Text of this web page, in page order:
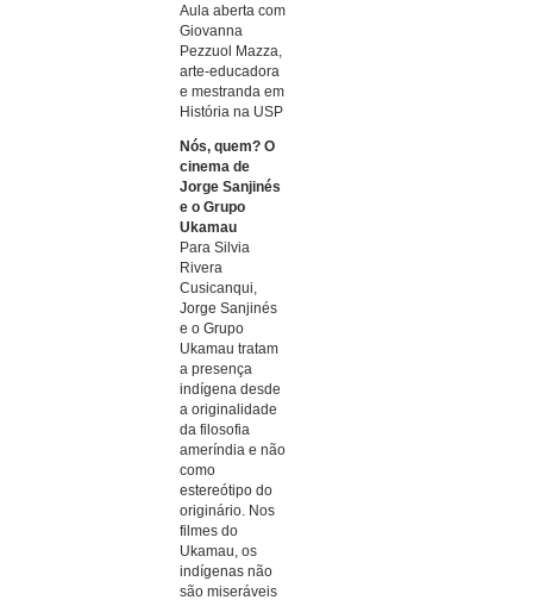
Aula aberta com
Giovanna
Pezzuol Mazza,
arte-educadora
e mestranda em
História na USP
Nós, quem? O
cinema de
Jorge Sanjinés
e o Grupo
Ukamau
Para Silvia
Rivera
Cusicanqui,
Jorge Sanjinés
e o Grupo
Ukamau tratam
a presença
indígena desde
a originalidade
da filosofia
ameríndia e não
como
estereótipo do
originário. Nos
filmes do
Ukamau, os
indígenas não
são miseráveis